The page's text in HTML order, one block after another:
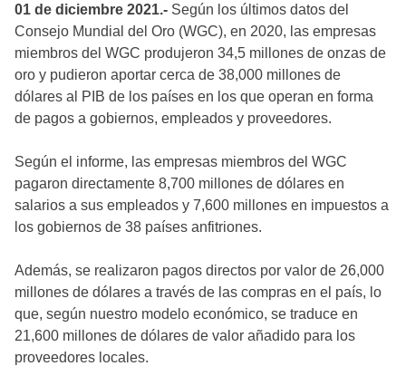
01 de diciembre 2021.- Según los últimos datos del
Consejo Mundial del Oro (WGC), en 2020, las empresas
miembros del WGC produjeron 34,5 millones de onzas de
oro y pudieron aportar cerca de 38,000 millones de
dólares al PIB de los países en los que operan en forma
de pagos a gobiernos, empleados y proveedores.
Según el informe, las empresas miembros del WGC
pagaron directamente 8,700 millones de dólares en
salarios a sus empleados y 7,600 millones en impuestos a
los gobiernos de 38 países anfitriones.
Además, se realizaron pagos directos por valor de 26,000
millones de dólares a través de las compras en el país, lo
que, según nuestro modelo económico, se traduce en
21,600 millones de dólares de valor añadido para los
proveedores locales.